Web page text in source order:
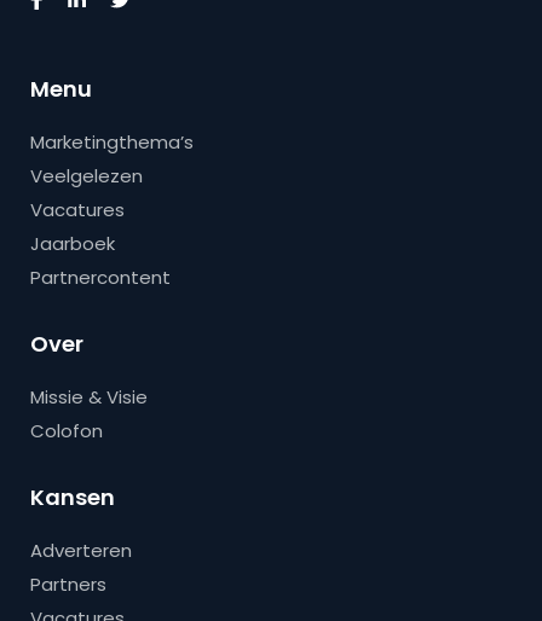
Menu
Marketingthema’s
Veelgelezen
Vacatures
Jaarboek
Partnercontent
Over
Missie & Visie
Colofon
Kansen
Adverteren
Partners